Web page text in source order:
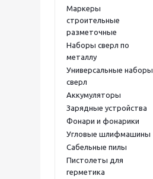
Маркеры
строительные
разметочные
Наборы сверл по
металлу
Универсальные наборы
сверл
Аккумуляторы
Зарядные устройства
Фонари и фонарики
Угловые шлифмашины
Сабельные пилы
Пистолеты для
герметика